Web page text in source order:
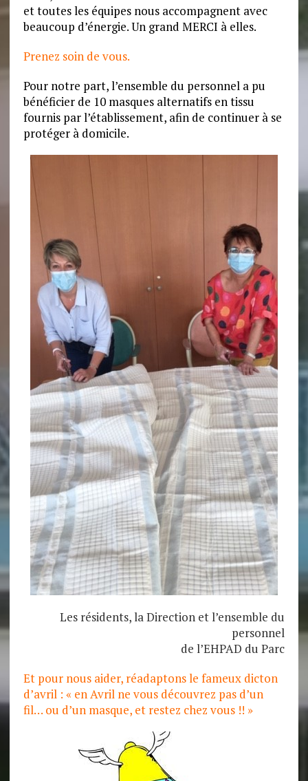
et toutes les équipes nous accompagnent avec
beaucoup d’énergie. Un grand MERCI à elles.
Prenez soin de vous.
Pour notre part, l’ensemble du personnel a pu
bénéficier de 10 masques alternatifs en tissu
fournis par l’établissement, afin de continuer à se
protéger à domicile.
Les résidents, la Direction et l’ensemble du
personnel
de l’EHPAD du Parc
Et pour nous aider, réadaptons le fameux dicton
d’avril : « en Avril ne vous découvrez pas d’un
fil… ou d’un masque, et restez chez vous !! »